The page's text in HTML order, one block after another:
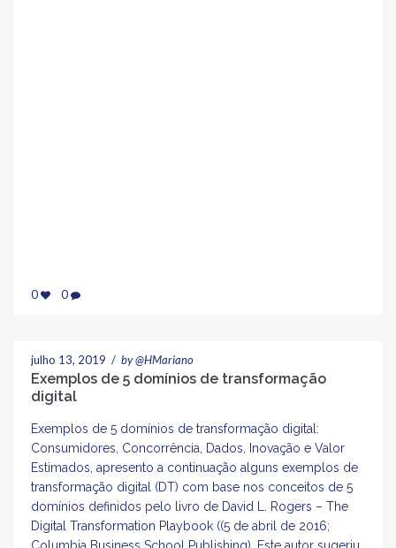
0 0
julho 13, 2019 / by @HMariano
Exemplos de 5 domínios de transformação
digital
Exemplos de 5 domínios de transformação digital:
Consumidores, Concorrência, Dados, Inovação e Valor
Estimados, apresento a continuação alguns exemplos de
transformação digital (DT) com base nos conceitos de 5
domínios definidos pelo livro de David L. Rogers – The
Digital Transformation Playbook ((5 de abril de 2016;